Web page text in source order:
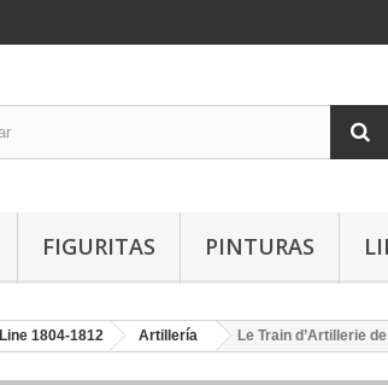
FIGURITAS PINTURAS
Line 1804-1812 Artillería Le Train d’Artillerie